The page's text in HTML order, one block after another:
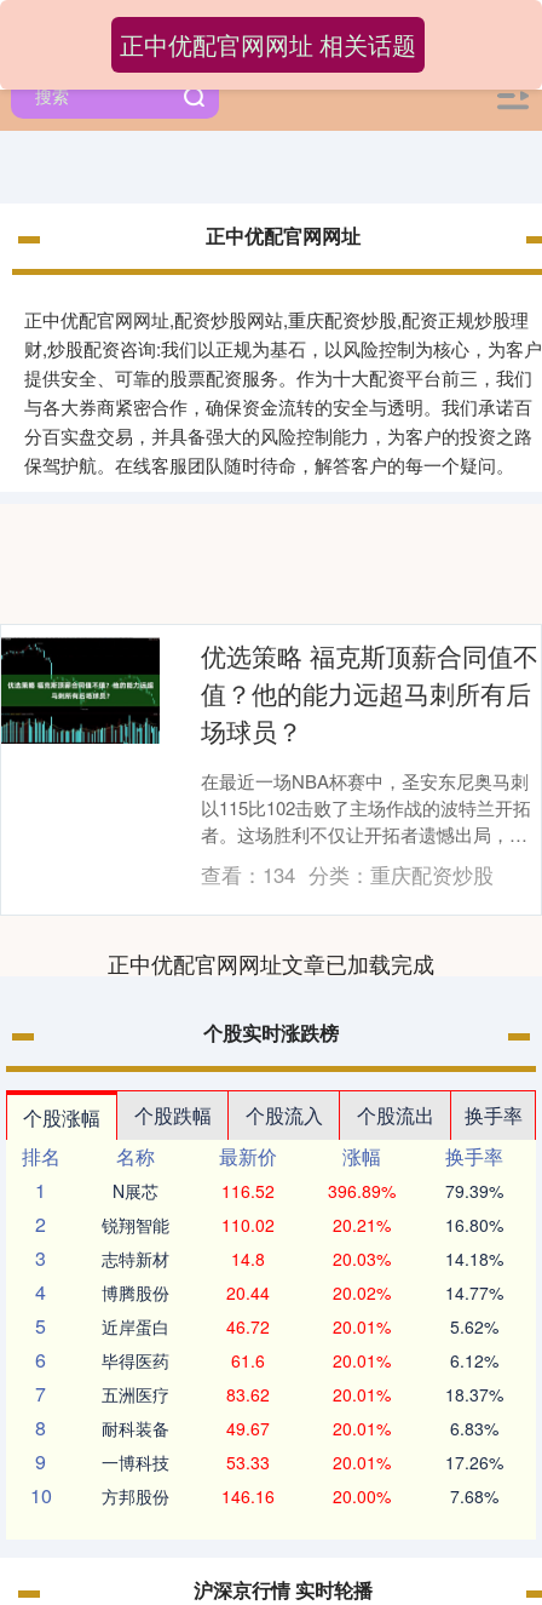
正中优配官网网址
正中优配官网网址,配资炒股网站,重庆配资炒股,配资正规炒股理
财,炒股配资咨询:我们以正规为基石，以风险控制为核心，为客户
提供安全、可靠的股票配资服务。作为十大配资平台前三，我们
与各大券商紧密合作，确保资金流转的安全与透明。我们承诺百
分百实盘交易，并具备强大的风险控制能力，为客户的投资之路
保驾护航。在线客服团队随时待命，解答客户的每一个疑问。
正中优配官网网址 相关话题
优选策略 福克斯顶薪合同值不
值？他的能力远超马刺所有后
场球员？
在最近一场NBA杯赛中，圣安东尼奥马刺
以115比102击败了主场作战的波特兰开拓
者。这场胜利不仅让开拓者遗憾出局，也
让马刺收获了一场关键胜利。马刺目前的
战绩提升....
查看： 134 分类： 重庆配资炒股
正中优配官网网址文章已加载完成
个股实时涨跌榜
个股涨幅 个股跌幅 个股流入 个股流出
换手率
排名
名称 最新价 涨幅
换手率
1
N展芯 116.52 396.89% 79.39%
2 锐翔智能 110.02 20.21% 16.80%
3 志特新材 14.8 20.03% 14.18%
4 博腾股份 20.44 20.02% 14.77%
5 近岸蛋白 46.72 20.01% 5.62%
6 毕得医药 61.6 20.01% 6.12%
7 五洲医疗 83.62 20.01% 18.37%
8 耐科装备 49.67 20.01% 6.83%
9 一博科技 53.33 20.01% 17.26%
10 方邦股份 146.16 20.00% 7.68%
沪深京行情 实时轮播